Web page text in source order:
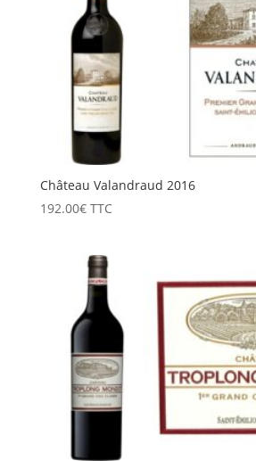
Château Valandraud 2016
192.00€ TTC